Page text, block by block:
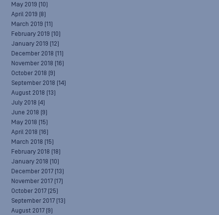
May 2019 (10)
April 2019 (8)
March 2019 (11)
February 2019 (10)
January 2019 (12)
December 2018 (11)
November 2018 (16)
October 2018 (9)
September 2018 (14)
August 2018 (13)
July 2018 (4)
June 2018 (9)
May 2018 (15)
April 2018 (16)
March 2018 (15)
February 2018 (18)
January 2018 (10)
December 2017 (13)
November 2017 (17)
October 2017 (25)
September 2017 (13)
August 2017 (9)